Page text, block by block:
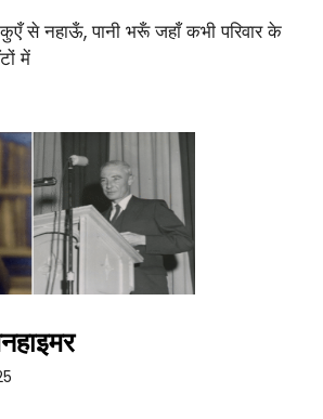
से नहाऊँ, पानी भरूँ जहाँ कभी परिवार के
में